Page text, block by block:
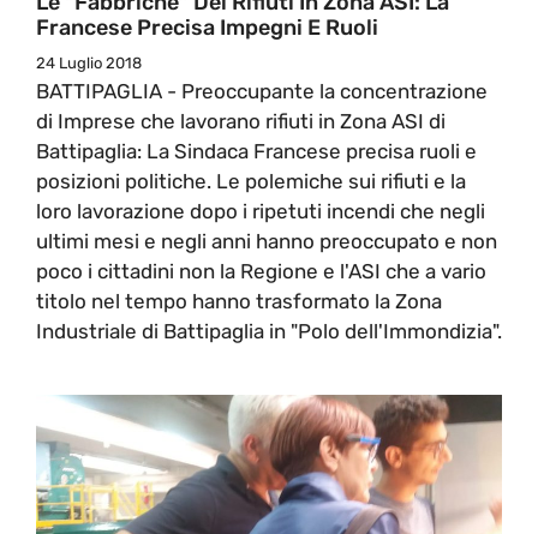
Francese Precisa Impegni E Ruoli
24 Luglio 2018
BATTIPAGLIA - Preoccupante la concentrazione
di Imprese che lavorano rifiuti in Zona ASI di
Battipaglia: La Sindaca Francese precisa ruoli e
posizioni politiche. Le polemiche sui rifiuti e la
loro lavorazione dopo i ripetuti incendi che negli
ultimi mesi e negli anni hanno preoccupato e non
poco i cittadini non la Regione e l'ASI che a vario
titolo nel tempo hanno trasformato la Zona
Industriale di Battipaglia in "Polo dell'Immondizia".